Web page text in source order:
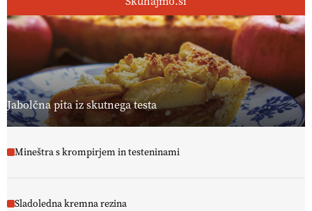
Jabolčna pita iz skutnega testa
Mineštra s krompirjem in testeninami
Sladoledna kremna rezina